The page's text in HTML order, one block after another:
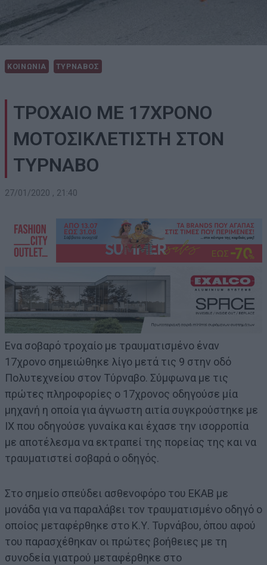
ΚΟΙΝΩΝΙΑ ΤΥΡΝΑΒΟΣ
ΤΡΟΧΑΙΟ ΜΕ 17ΧΡΟΝΟ
ΜΟΤΟΣΙΚΛΕΤΙΣΤΗ ΣΤΟΝ
ΤΥΡΝΑΒΟ
27/01/2020 , 21:40
Ενα σοβαρό τροχαίο με τραυματισμένο έναν
17χρονο σημειώθηκε λίγο μετά τις 9 στην οδό
Πολυτεχνείου στον Τύρναβο. Σύμφωνα με τις
πρώτες πληροφορίες ο 17χρονος οδηγούσε μία
μηχανή η οποία για άγνωστη αιτία συγκρούστηκε με
ΙΧ που οδηγούσε γυναίκα και έχασε την ισορροπία
με αποτέλεσμα να εκτραπεί της πορείας της και να
τραυματιστεί σοβαρά ο οδηγός.
Στο σημείο σπεύδει ασθενοφόρο του ΕΚΑΒ με
μονάδα για να παραλάβει τον τραυματισμένο οδηγό ο
οποίος μεταφέρθηκε στο Κ.Υ. Τυρνάβου, όπου αφού
του παρασχέθηκαν οι πρώτες βοήθειες με τη
συνοδεία γιατρού μεταφέρθηκε στο